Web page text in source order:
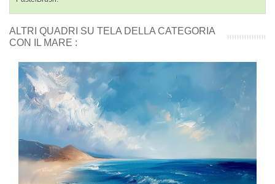
ALTRI QUADRI SU TELA DELLA CATEGORIA
CON IL MARE :